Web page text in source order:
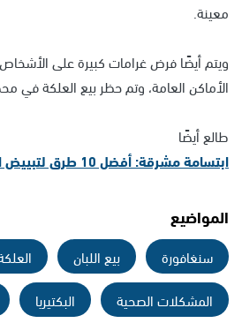
معينة.
ويتم أيضًا فرض غرامات كبيرة على
الأماكن العامة، وتم حظر بيع العلكة في
طالع أيضًا
ابتسامة مشرقة: أفضل 10 طرق لتبييض الأسنان في المنزل.
المواضيع
سنغافورة بيع اللبان
المشكلات الصحية
البكتيريا